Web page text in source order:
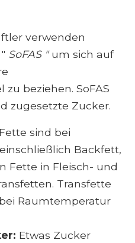
verwenden
SoFAS "um sich auf
beziehen. SoFAS
zugesetzte Zucker.
sind bei
Backfett,
Fette in Fleisch- und
Transfette
Raumtemperatur
Etwas Zucker